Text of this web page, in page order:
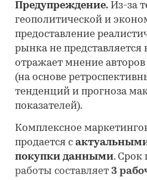
Предупреждение. Из-за
геополитической и
предоставление
рынка не
отражает мнение
(на основе
тенденций и прогноза
показателей).
Комплексное
продается с
покупки данными. Срок
работы составляет 3